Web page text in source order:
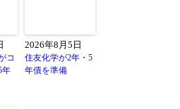
コ
年
2026年8月5日
住友化学が2年・5
年債を準備